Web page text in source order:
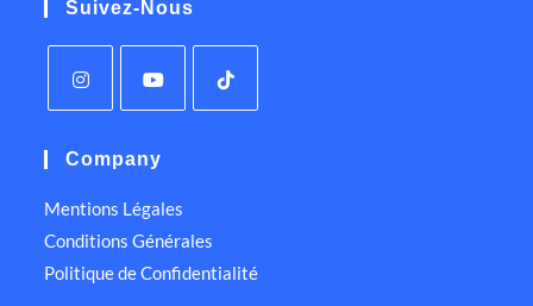
Suivez-Nous
Company
Mentions Légales
Conditions Générales
Politique de Confidentialité